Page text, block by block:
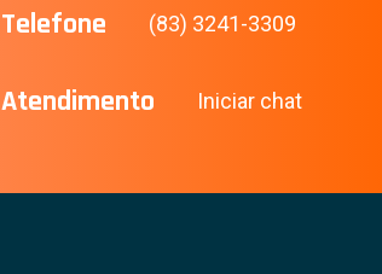
Telefone (83) 3241-3309
Atendimento Iniciar chat